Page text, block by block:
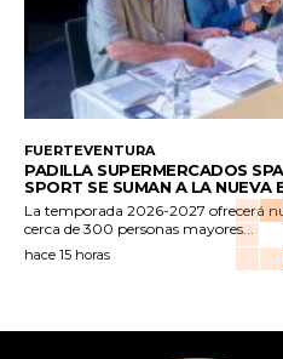
FUERTEVENTURA
PADILLA SUPERMERCADOS
SPORT SE SUMAN A LA NUEVA
La temporada 2026-2027 ofrecerá
cerca de 300 personas mayores...
hace 15 horas